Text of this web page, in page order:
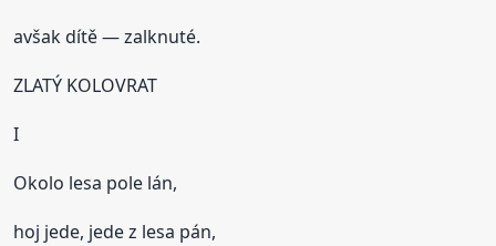
avšak dítě — zalknuté.
ZLATÝ KOLOVRAT
I
Okolo lesa pole lán,
hoj jede, jede z lesa pán,